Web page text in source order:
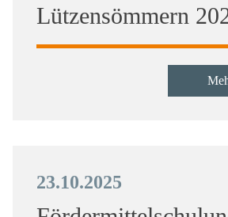
Lützensömmern
23.10.2025